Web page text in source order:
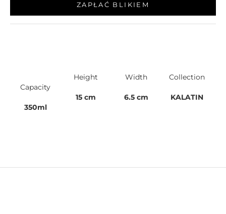
Capacity
350ml
Height
15 cm
Width
6.5 cm
Collection
KALATIN
ZAPŁAĆ BLIKIEM